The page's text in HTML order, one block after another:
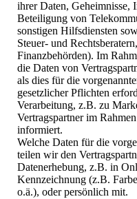
ihrer Daten, Geheimnisse,
Beteiligung von
sonstigen Hilfsdiensten
Steuer- und
Finanzbehörden). Im
die Daten von
als dies für die
gesetzlicher Pflichten
Verarbeitung, z.B. zu
Vertragspartner im
informiert.
Welche Daten für die
teilen wir den
Datenerhebung, z.B. in
Kennzeichnung (z.B.
o.ä.), oder persönlich mit.